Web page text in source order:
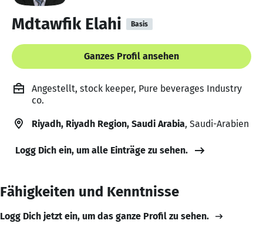
Mdtawfik Elahi Basis
Ganzes Profil ansehen
Angestellt, stock keeper, Pure beverages Industry
co.
Riyadh, Riyadh Region, Saudi Arabia, Saudi-Arabien
Logg Dich ein, um alle Einträge zu sehen.
Fähigkeiten und Kenntnisse
Logg Dich jetzt ein, um das ganze Profil zu sehen.